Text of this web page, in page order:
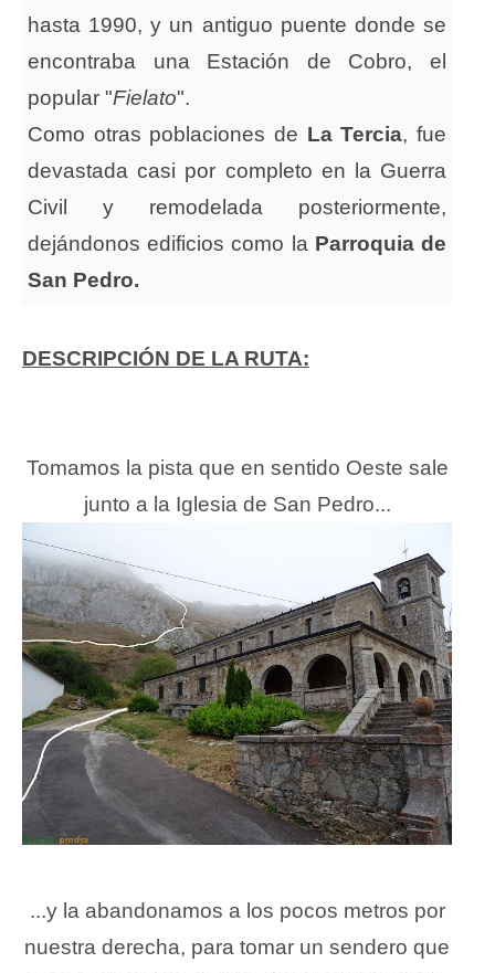
hasta 1990, y un antiguo puente donde se
encontraba una Estación de Cobro, el
popular "Fielato".
Como otras poblaciones de La Tercia, fue
devastada casi por completo en la Guerra
Civil y remodelada posteriormente,
dejándonos edificios como la Parroquia de
San Pedro.
DESCRIPCIÓN DE LA RUTA:
Tomamos la pista que en sentido Oeste sale
junto a la Iglesia de San Pedro...
...y la abandonamos a los pocos metros por
nuestra derecha, para tomar un sendero que